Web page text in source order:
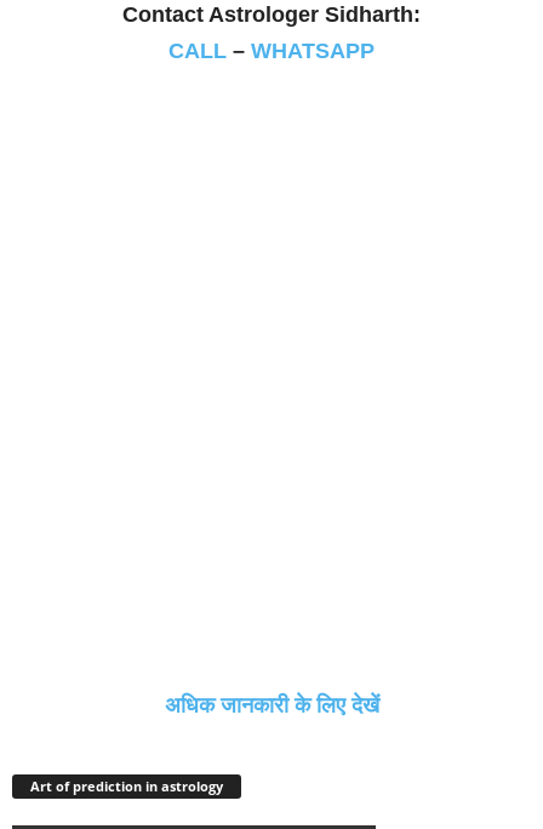
Contact Astrologer Sidharth:
CALL – WHATSAPP
अधिक जानकारी के लिए देखें
Art of prediction in astrology